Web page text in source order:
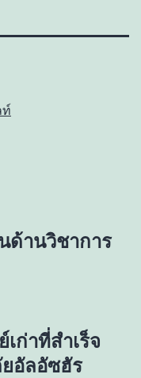
ด้านวิชาการ
ก่าที่สำเร็จ
อัลอัซฮัร